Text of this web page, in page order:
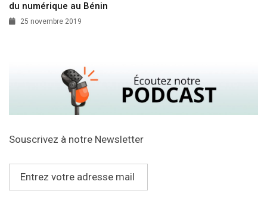
du numérique au Bénin
25 novembre 2019
Souscrivez à notre Newsletter